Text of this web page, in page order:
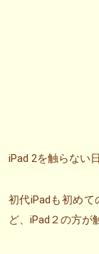
iPad 2を触らない
初代iPadも初め
ど、iPad２の方が